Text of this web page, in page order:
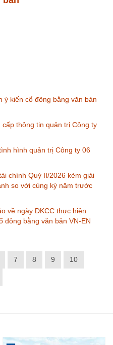
ý kiến cổ đông bằng văn bản
cấp thông tin quản trị Công ty
hình quản trị Công ty 06
chính Quý II/2026 kèm giải
so với cùng kỳ năm trước
về ngày DKCC thực hiện
đông bằng văn bản VN-EN
7 8 9 10